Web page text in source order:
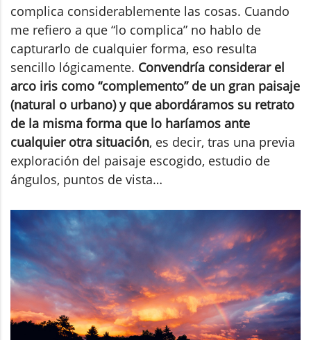
complica considerablemente las cosas. Cuando
me refiero a que “lo complica” no hablo de
capturarlo de cualquier forma, eso resulta
sencillo lógicamente. Convendría considerar el
arco iris como “complemento” de un gran paisaje
(natural o urbano) y que abordáramos su retrato
de la misma forma que lo haríamos ante
cualquier otra situación, es decir, tras una previa
exploración del paisaje escogido, estudio de
ángulos, puntos de vista…